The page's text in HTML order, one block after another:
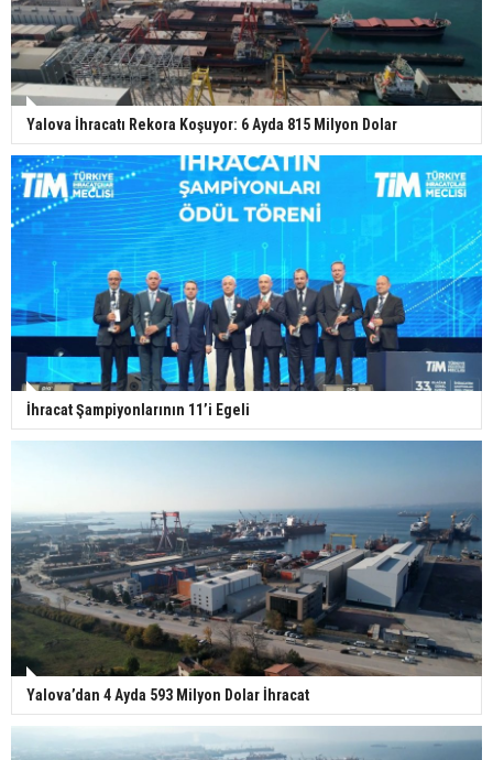
Yalova İhracatı Rekora Koşuyor: 6 Ayda 815 Milyon Dolar
İhracat Şampiyonlarının 11’i Egeli
Yalova’dan 4 Ayda 593 Milyon Dolar İhracat